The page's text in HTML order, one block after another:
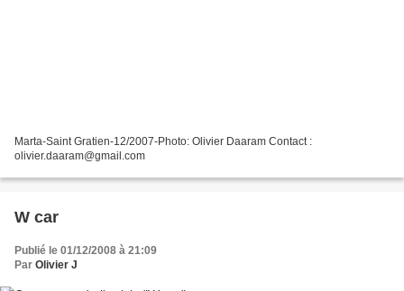
Marta-Saint Gratien-12/2007-Photo: Olivier Daaram Contact :
olivier.daaram@gmail.com
W car
Publié le 01/12/2008 à 21:09
Par Olivier J